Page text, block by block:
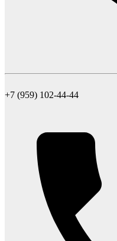
+7 (959) 102-44-44